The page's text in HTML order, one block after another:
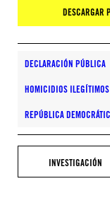
DESCARGAR
DECLARACIÓN PÚBLICA
HOMICIDIOS ILEGÍTIMOS
REPÚBLICA
INVESTIGACIÓN